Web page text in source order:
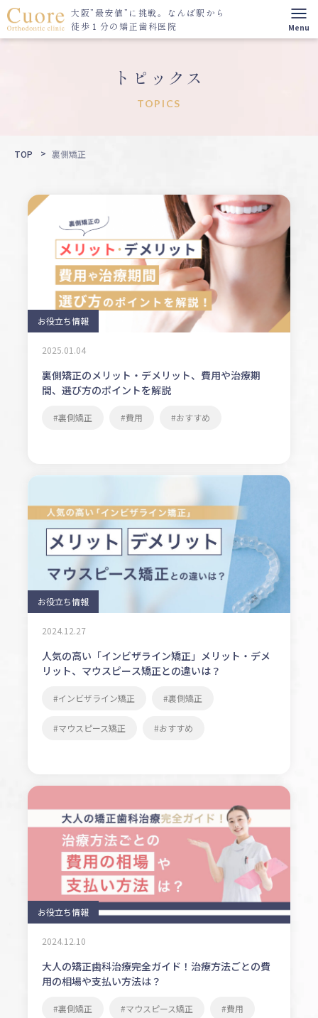
大阪”最安値”に挑戦。 なんば駅から
徒歩１分の矯正歯科医院
トピックス
TOPICS
TOP 裏側矯正
お役立ち情報
2025.01.04
裏側矯正のメリット・デメリット、費用や治療期
間、選び方のポイントを解説
裏側矯正 費用 おすすめ
お役立ち情報
2024.12.27
人気の高い「インビザライン矯正」メリット・デメ
リット、マウスピース矯正との違いは？
インビザライン矯正 裏側矯正
マウスピース矯正 おすすめ
お役立ち情報
2024.12.10
大人の矯正歯科治療完全ガイド！治療方法ごとの費
用の相場や支払い方法は？
裏側矯正 マウスピース矯正 費用